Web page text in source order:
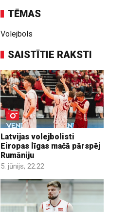
TĒMAS
Volejbols
SAISTĪTIE RAKSTI
Latvijas volejbolisti
Eiropas līgas mačā pārspēj
Rumāniju
5. jūnijs, 22:22